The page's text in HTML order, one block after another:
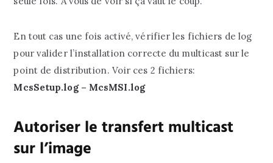
En tout cas une fois activé, vérifier les fichiers de log
pour valider l’installation correcte du multicast sur le
point de distribution. Voir ces 2 fichiers:
McsSetup.log – McsMSI.log
Autoriser le transfert multicast
sur l’image